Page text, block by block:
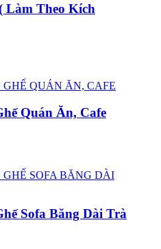
Làm Theo Kích
Quán Ăn, Cafe
Sofa Băng Dài Trà